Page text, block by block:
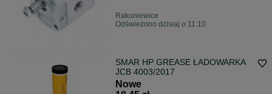
Rakoniewice
Odświeżono dzisiaj o 11:10
SMAR HP GREASE ŁADOWARKA
JCB 4003/2017
Nowe